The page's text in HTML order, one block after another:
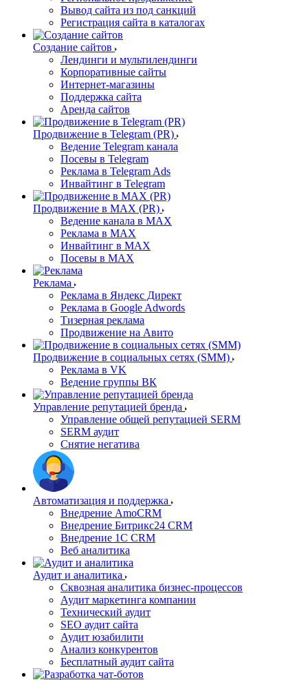
Вывод сайта из под санкций
Регистрация сайта в каталогах
Создание сайтов
Лендинги и мультилендинги
Корпоративные сайты
Интернет-магазины
Поддержка сайта
Аренда сайтов
Продвижение в Telegram (PR)
Ведение Telegram канала
Посевы в Telegram
Реклама в Telegram Ads
Инвайтинг в Telegram
Продвижение в MAX (PR)
Ведение канала в MAX
Реклама в MAX
Инвайтинг в MAX
Посевы в MAX
Реклама
Реклама в Яндекс Директ
Реклама в Google Adwords
Тизерная реклама
Продвижение на Авито
Продвижение в социальных сетях (SMM)
Реклама в VK
Ведение группы ВК
Управление репутацией бренда
Управление общей репутацией SERM
SERM аудит
Снятие негатива
Автоматизация и поддержка
Внедрение AmoCRM
Внедрение Битрикс24 CRM
Внедрение 1C CRM
Веб аналитика
Аудит и аналитика
Сквозная аналитика бизнес-процессов
Аудит маркетинга компании
Технический аудит
SEO аудит сайта
Аудит юзабилити
Анализ конкурентов
Бесплатный аудит сайта